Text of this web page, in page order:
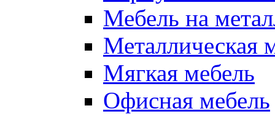
Мебель на
Металлическая
Мягкая мебель
Офисная мебель